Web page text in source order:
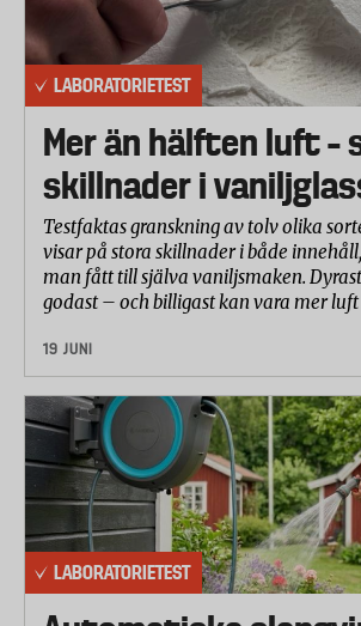
LABORATORIETEST
Mer än hälften luft –
skillnader i
Testfaktas granskning av tolv olika
visar på stora skillnader i både
man fått till själva vaniljsmaken.
godast – och billigast kan vara mer luft
19 JUNI
LABORATORIETEST